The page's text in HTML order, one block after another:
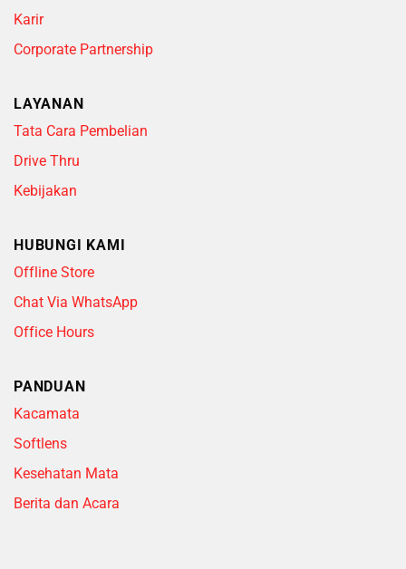
Karir
Corporate Partnership
LAYANAN
Tata Cara Pembelian
Drive Thru
Kebijakan
HUBUNGI KAMI
Offline Store
Chat Via WhatsApp
Office Hours
PANDUAN
Kacamata
Softlens
Kesehatan Mata
Berita dan Acara